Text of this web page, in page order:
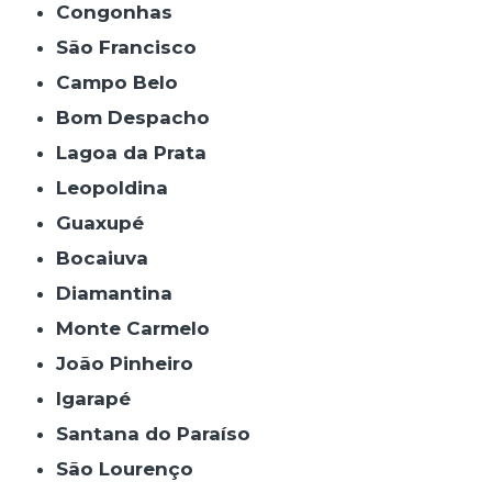
Congonhas
São Francisco
Campo Belo
Bom Despacho
Lagoa da Prata
Leopoldina
Guaxupé
Bocaiuva
Diamantina
Monte Carmelo
João Pinheiro
Igarapé
Santana do Paraíso
São Lourenço